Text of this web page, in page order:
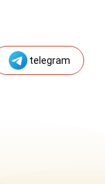
telegram